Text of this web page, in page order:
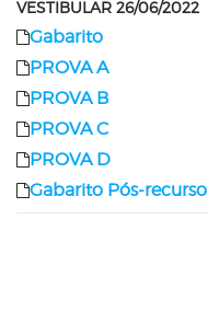
VESTIBULAR 26/06/2022
Gabarito
PROVA A
PROVA B
PROVA C
PROVA D
Gabarito Pós-recurso